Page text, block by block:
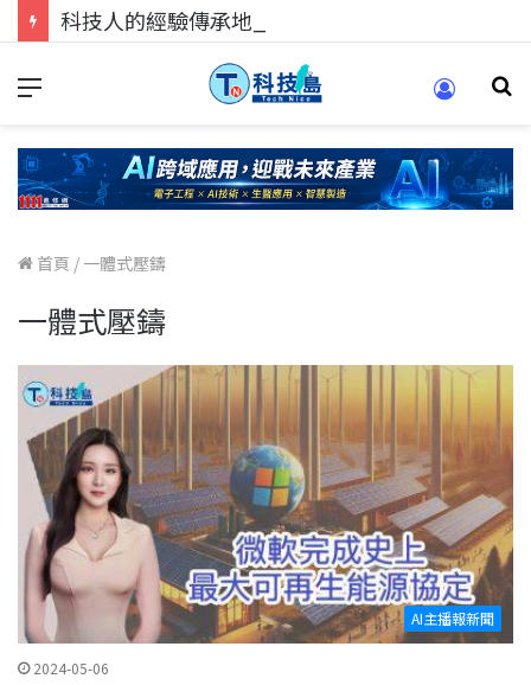
首頁 / 一體式壓鑄
一體式壓鑄
AI主播報新聞
2024-05-06